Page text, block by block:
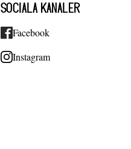
SOCIALA KANALER
Facebook
Instagram